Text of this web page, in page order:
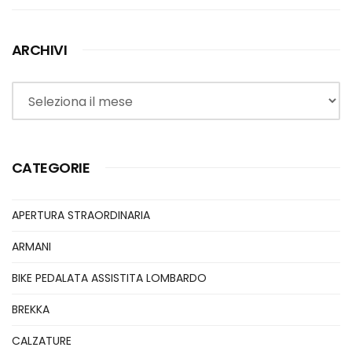
ARCHIVI
Archivi
CATEGORIE
APERTURA STRAORDINARIA
ARMANI
BIKE PEDALATA ASSISTITA LOMBARDO
BREKKA
CALZATURE